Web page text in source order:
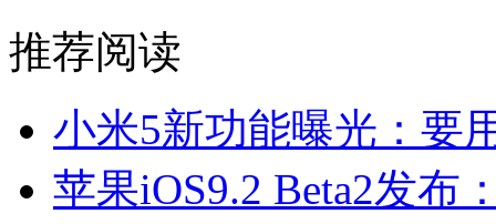
推荐阅读
小米5新功能曝光：要
苹果iOS9.2 Beta2发布